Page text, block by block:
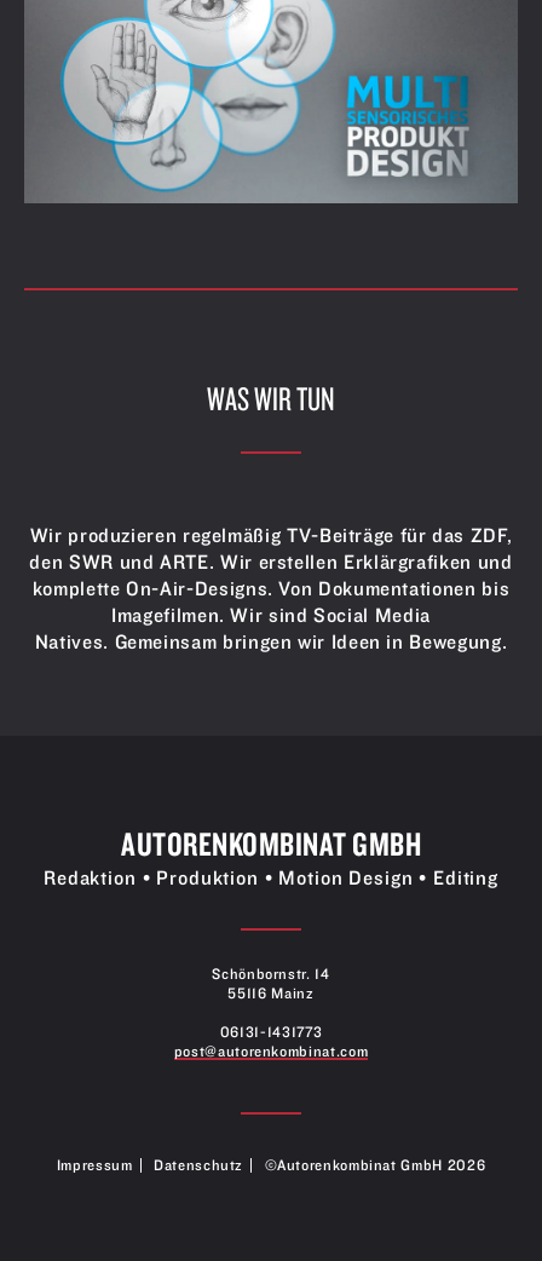
WAS WIR TUN
Wir produzieren regelmäßig TV-Beiträge für das ZDF,
den SWR und ARTE. Wir erstellen Erklärgrafiken und
komplette On-Air-Designs. Von Dokumentationen bis
Imagefilmen. Wir sind Social Media
Natives. Gemeinsam bringen wir Ideen in Bewegung.
AUTORENKOMBINAT GMBH
Redaktion • Produktion • Motion Design • Editing
Schönbornstr. 14
55116 Mainz
06131-1431773
post@autorenkombinat.com
Impressum Datenschutz ©Autorenkombinat GmbH 2026